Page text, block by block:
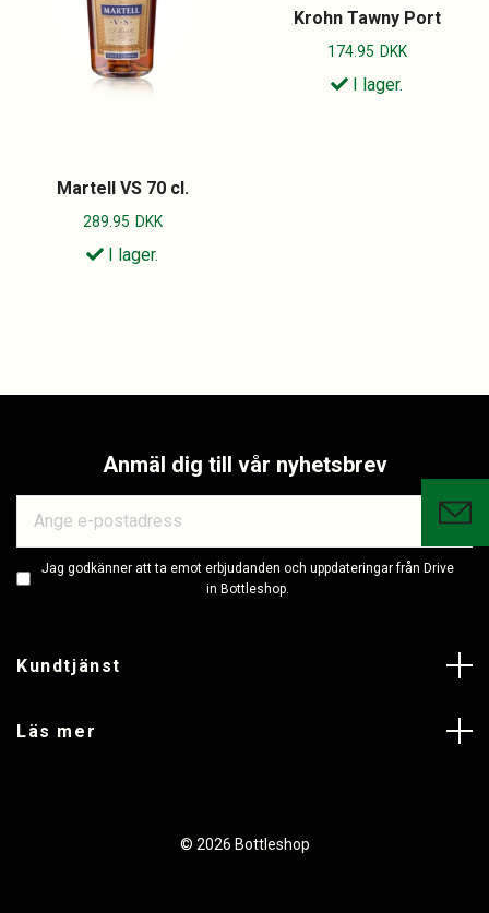
Martell VS 70 cl.
289.95 DKK
I lager.
Krohn Tawny Port
174.95 DKK
I lager.
Anmäl dig till vår nyhetsbrev
Jag godkänner att ta emot erbjudanden och uppdateringar från Drive
in Bottleshop.
Kundtjänst
Läs mer
© 2026 Bottleshop